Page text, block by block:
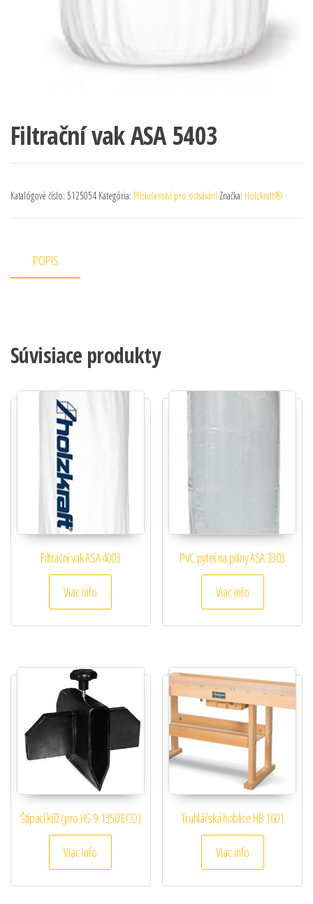
Filtrační vak ASA 5403
Katalógové číslo: 5125054 Kategória: Příslušenství pro odsávání Značka: Holzkraft®
POPIS
Súvisiace produkty
Filtrační vak ASA 4003
Viac info
PVC pytel na piliny ASA 3303
Viac info
Štípací kříž (pro HS 9-1350 ECO)
Viac info
Truhlářská hoblice HB 1601
Viac info